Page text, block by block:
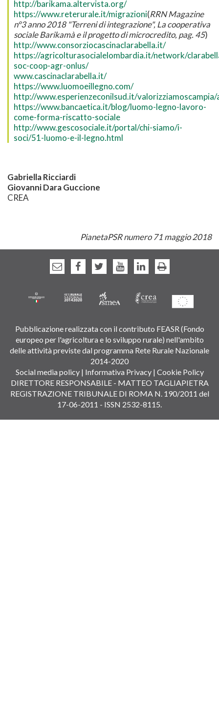
http://barikama.altervista.org/
https://www.reterurale.it/migrazioni(RRN Magazine
n°3 anno 2018 "Terreni di integrazione", La cooperativa
sociale Barikamà e il progetto di microcredito, pag. 45)
http://www.consorziocascinaclarabella.it/
https://agricolturasocialelombardia.it/network/
soc-coop-agr-onlus/
www.cascinaclarabella.it/
https://www.luomoeillegno.com/
http://www.esperienzeconilsud.it/
https://www.bancaetica.it/blog/luomo-legno-lavoro-
come-forma-riscatto-sociale
http://www.gescosociale.it/portal/chi-siamo/i-
soci/51-luomo-e-il-legno.html
Gabriella Ricciardi
Giovanni Dara Guccione
CREA
PianetaPSR numero 71 maggio 2018
Pubblicazione realizzata con il contributo FEASR (Fondo
europeo per l'agricoltura e lo sviluppo rurale) nell'ambito
delle attività previste dal programma Rete Rurale Nazionale
2014-2020
Social media policy| Informativa Privacy| Cookie Policy
DIRETTORE RESPONSABILE - MATTEO TAGLIAPIETRA
REGISTRAZIONE TRIBUNALE DI ROMA N. 190/2011 del
17-06-2011 - ISSN 2532-8115.